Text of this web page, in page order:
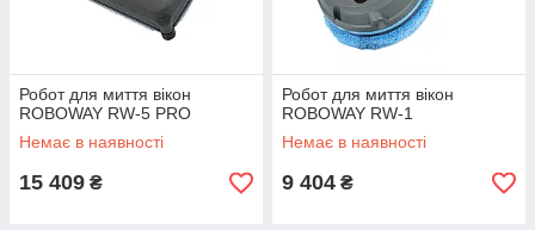
Робот для миття вікон
ROBOWAY RW-5 PRO
Немає в наявності
15 409 ₴
Робот для миття вікон
ROBOWAY RW-1
Немає в наявності
9 404 ₴